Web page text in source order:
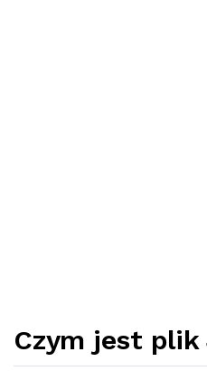
Czym jest plik